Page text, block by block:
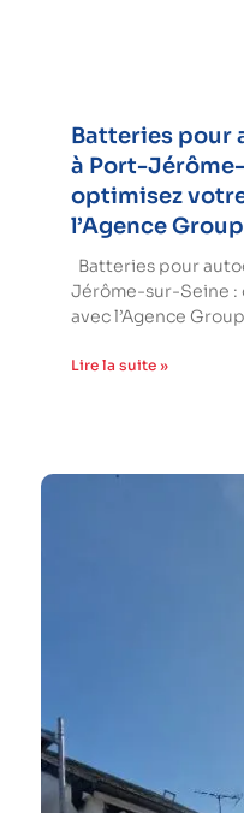
Batteries pour
à Port-
optimisez
l’Agence
Batteries pour
Jérôme-sur-Seine :
avec l’Agence
Lire la suite »